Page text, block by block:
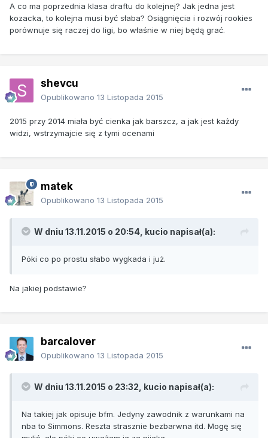
A co ma poprzednia klasa draftu do kolejnej? Jak jedna jest
kozacka, to kolejna musi być słaba? Osiągnięcia i rozwój rookies
porównuje się raczej do ligi, bo właśnie w niej będą grać.
shevcu
Opublikowano 13 Listopada 2015
2015 przy 2014 miała być cienka jak barszcz, a jak jest każdy
widzi, wstrzymajcie się z tymi ocenami
matek
Opublikowano 13 Listopada 2015
W dniu 13.11.2015 o 20:54, kucio napisał(a):
Póki co po prostu słabo wygkada i już.
Na jakiej podstawie?
barcalover
Opublikowano 13 Listopada 2015
W dniu 13.11.2015 o 23:32, kucio napisał(a):
Na takiej jak opisuje bfm. Jedyny zawodnik z warunkami na
nba to Simmons. Reszta strasznie bezbarwna itd. Mogę się